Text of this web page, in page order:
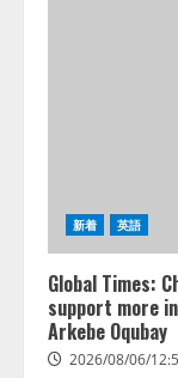
新着 英語
Global Times:
support more
Arkebe Oqubay
2026/08/06/